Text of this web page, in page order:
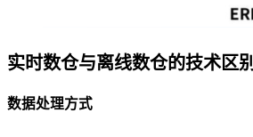
实时数仓与离线数仓的技术区别
数据处理方式